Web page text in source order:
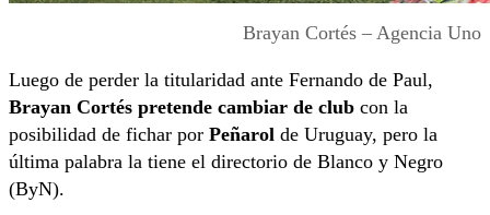
Brayan Cortés – Agencia Uno
Luego de perder la titularidad ante Fernando de Paul,
Brayan Cortés pretende cambiar de club con la
posibilidad de fichar por Peñarol de Uruguay, pero la
última palabra la tiene el directorio de Blanco y Negro
(ByN).